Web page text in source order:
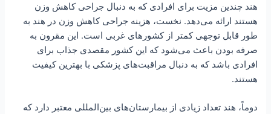
هند چندین مزیت برای افرادی که به دنبال جراحی کاهش وزن
هستند ارائه می‌دهد. نخست، هزینه جراحی کاهش وزن در هند به
طور قابل توجهی کمتر از کشورهای غربی است. این مقرون به
صرفه بودن باعث می‌شود که این کشور مقصدی جذاب برای
افرادی باشد که به دنبال مراقبت‌های پزشکی با بهترین کیفیت
هستند.
دوماً، هند تعداد زیادی از بیمارستان‌های بین‌المللی معتبر دارد که